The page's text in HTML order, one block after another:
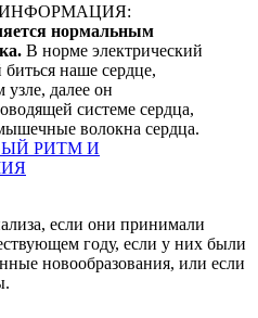
нормальным
В норме электрический
наше сердце,
узле, далее он
системе сердца,
волокна сердца.
РИТМ И
если они принимали
году, если у них были
новообразования, или если